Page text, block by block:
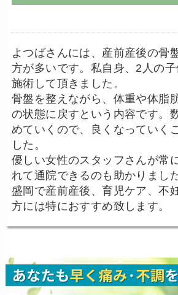
よつばさんには、産前産後の骨
方が多いです。私自身、2人の
施術して頂きました。
骨盤を整えながら、体重や体脂
の状態に戻すという内容です。
めていくので、良くなっていく
した。
優しい女性のスタッフさんが常
れて通院できるのも助かりました
盛岡で産前産後、育児ケア、不
方には特におすすめ致します。